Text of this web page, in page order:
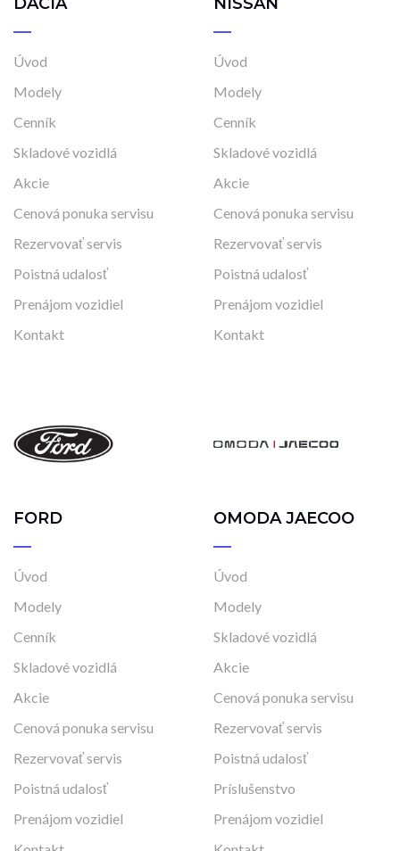
Úvod
Modely
Cenník
Skladové vozidlá
Akcie
Cenová ponuka servisu
Rezervovať servis
Poistná udalosť
Prenájom vozidiel
Kontakt
Úvod
Modely
Cenník
Skladové vozidlá
Akcie
Cenová ponuka servisu
Rezervovať servis
Poistná udalosť
Prenájom vozidiel
Kontakt
FORD
Úvod
Modely
Cenník
Skladové vozidlá
Akcie
Cenová ponuka servisu
Rezervovať servis
Poistná udalosť
Prenájom vozidiel
OMODA JAECOO
Úvod
Modely
Skladové vozidlá
Akcie
Cenová ponuka servisu
Rezervovať servis
Poistná udalosť
Príslušenstvo
Prenájom vozidiel